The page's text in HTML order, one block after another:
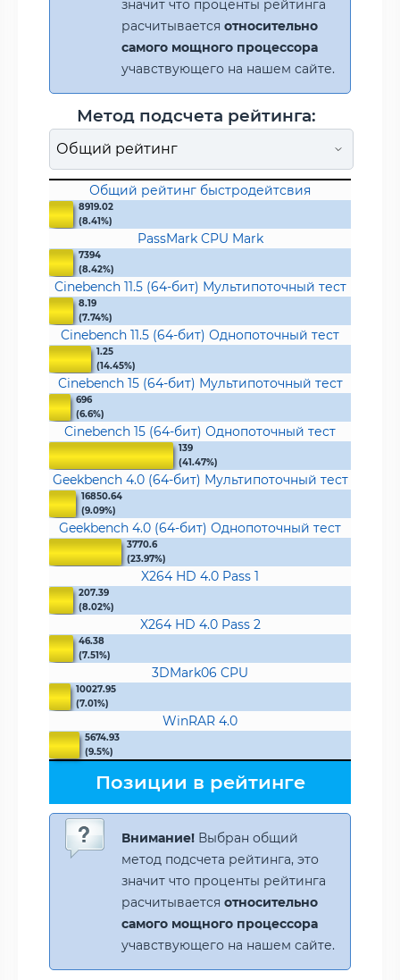
значит что проценты рейтинга
расчитывается относительно
самого мощного процессора
учавствующего на нашем сайте.
Метод подсчета рейтинга:
Общий рейтинг быстродейтсвия
8919.02
(8.41%)
PassMark CPU Mark
7394
(8.42%)
Cinebench 11.5 (64-бит) Мультипоточный тест
8.19
(7.74%)
Cinebench 11.5 (64-бит) Однопоточный тест
1.25
(14.45%)
Cinebench 15 (64-бит) Мультипоточный тест
696
(6.6%)
Cinebench 15 (64-бит) Однопоточный тест
139
(41.47%)
Geekbench 4.0 (64-бит) Мультипоточный тест
16850.64
(9.09%)
Geekbench 4.0 (64-бит) Однопоточный тест
3770.6
(23.97%)
X264 HD 4.0 Pass 1
207.39
(8.02%)
X264 HD 4.0 Pass 2
46.38
(7.51%)
3DMark06 CPU
10027.95
(7.01%)
WinRAR 4.0
5674.93
(9.5%)
Позиции в рейтинге
Внимание! Выбран общий
метод подсчета рейтинга, это
значит что проценты рейтинга
расчитывается относительно
самого мощного процессора
учавствующего на нашем сайте.